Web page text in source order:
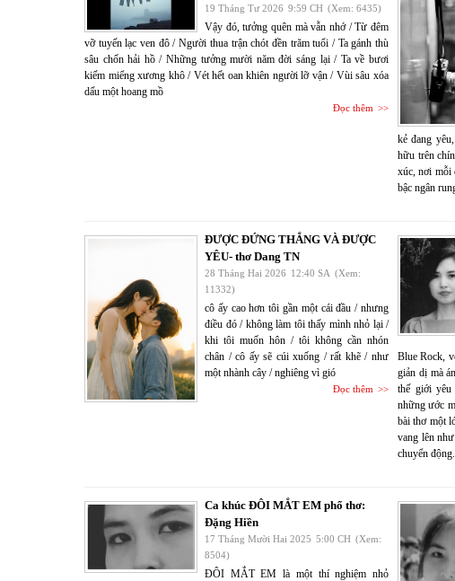
19 Tháng Tư 2026 9:59 CH (Xem: 6435)
Vậy đó, tưởng quên mà vẫn nhớ / Từ đêm
vỡ tuyến lạc ven đô / Người thua trận chót đền trăm tuổi / Ta gánh thù
sâu chốn hải hồ / Những tưởng mười năm đời sáng lại / Ta về bươi
kiếm miểng xương khô / Vét hết oan khiên người lỡ vận / Vùi sâu xóa
dấu một hoang mồ
Đọc thêm
kẻ đang
hữu trên
xúc, nơi mỗi
bậc ngân
ĐƯỢC ĐỨNG THẲNG VÀ ĐƯỢC
YÊU- thơ Dang TN
28 Tháng Hai 2026 12:40 SA (Xem:
11332)
cô ấy cao hơn tôi gần một cái đầu / nhưng
điều đó / không làm tôi thấy mình nhỏ lại /
khi tôi muốn hôn / tôi không cần nhón
chân / cô ấy sẽ cúi xuống / rất khẽ / như
một nhành cây / nghiêng vì gió
Đọc thêm
Blue Rock,
giản dị mà
thế giới yêu
những ước
bài thơ một
vang lên
chuyển động.
Ca khúc ĐÔI MẮT EM phổ thơ:
Đặng Hiền
17 Tháng Mười Hai 2025 5:00 CH (Xem:
8504)
ĐÔI MẮT EM là một thí nghiệm nhỏ